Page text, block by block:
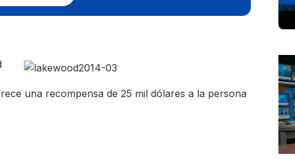
una recompensa de 25 mil dólares a la persona